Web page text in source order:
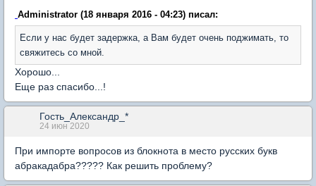
Administrator (18 января 2016 - 04:23) писал:
Если у нас будет задержка, а Вам будет очень поджимать, то
свяжитесь со мной.
Хорошо...
Еще раз спасибо...!
Гость_Александр_*
24 июн 2020
При импорте вопросов из блокнота в место русских букв
абракадабра????? Как решить проблему?